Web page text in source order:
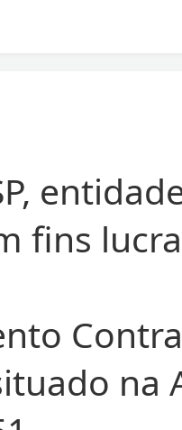
fins
na